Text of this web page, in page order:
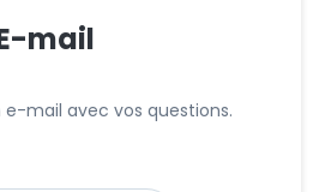
mail
e-mail avec vos questions.